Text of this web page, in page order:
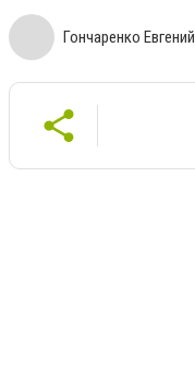
Гончаренко Евгений